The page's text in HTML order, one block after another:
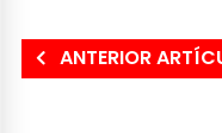
ANTERIOR